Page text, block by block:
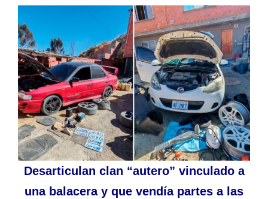
Desarticulan clan “autero” vinculado a
una balacera y que vendía partes a las